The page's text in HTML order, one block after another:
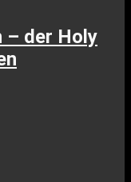
– der Holy